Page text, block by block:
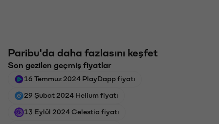
Paribu'da daha fazlasını keşfet
Son gezilen geçmiş fiyatlar
16 Temmuz 2024 PlayDapp fiyatı
29 Şubat 2024 Helium fiyatı
13 Eylül 2024 Celestia fiyatı